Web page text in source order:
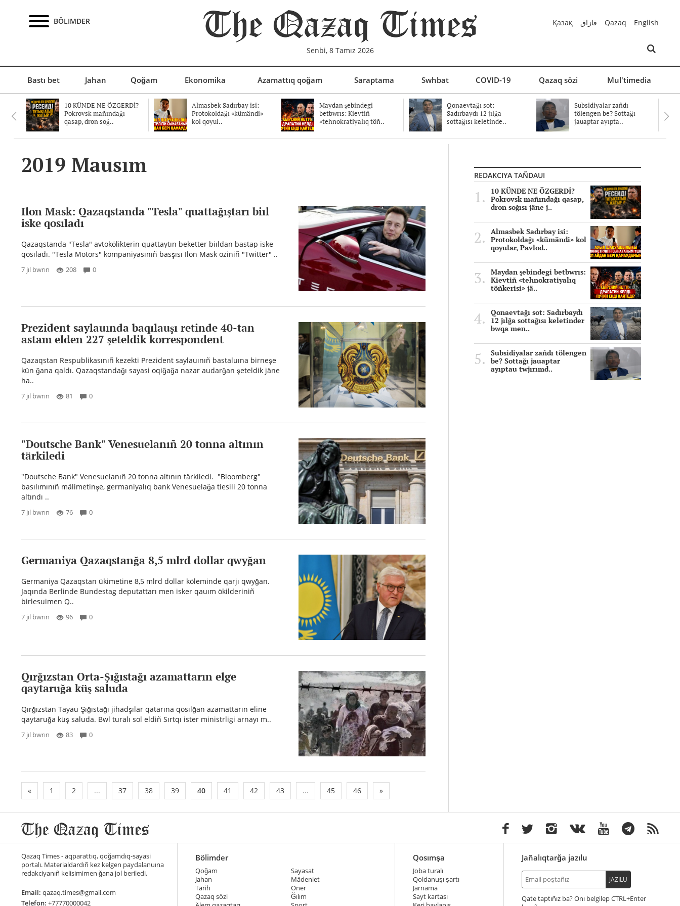
BÖLIMDER
Senbi, 8 Tamız 2026
Қазақ قازاق Qazaq English
Bastı bet Jahan Qoğam Ekonomika Azamattıq qoğam Saraptama Swhbat COVID-19 Qazaq sözi Mul'timedia
10 KÜNDE NE ÖZGERDİ?
Pokrovsk mañındağı
qasap, dron soğ..
Almasbek Sadırbay isi:
Protokoldağı «kümändi»
kol qoyul..
Maydan şebindegi
betbwrıs: Kievtiñ
«tehnokratiyalıq töñ..
Qonaevtağı sot:
Sadırbaydı 12 jılğa
sottağısı keletinde..
Subsidiyalar zañdı
tölengen be? Sottağı
jauaptar ayıpta..
2019 Mausım
Ilon Mask: Qazaqstanda "Tesla" quattağıştarı biıl
iske qosıladı
Qazaqstanda "Tesla" avtokölikterin quattaytın beketter biıldan bastap iske
qosıladı. "Tesla Motors" kompaniyasınıñ basşısı Ilon Mask öziniñ "Twitter" ..
7 jıl bwrın 208 0
Prezident saylauında baqılauşı retinde 40-tan
astam elden 227 şeteldik korrespondent
Qazaqstan Respublikasınıñ kezekti Prezident saylauınıñ bastaluına birneşe
kün ğana qaldı. Qazaqstandağı sayasi oqiğağa nazar audarğan şeteldik jäne
ha..
7 jıl bwrın 81 0
"Doutsche Bank" Venesuelanıñ 20 tonna altının
tärkiledi
"Doutsche Bank" Venesuelanıñ 20 tonna altının tärkiledi. "Bloomberg"
basılımınıñ mälimetinşe, germaniyalıq bank Venesuelağa tiesili 20 tonna
altındı ..
7 jıl bwrın 76 0
Germaniya Qazaqstanğa 8,5 mlrd dollar qwyğan
Germaniya Qazaqstan ükimetine 8,5 mlrd dollar köleminde qarjı qwyğan.
Jaqında Berlinde Bundestag deputattarı men isker qauım ökilderiniñ
birlesuimen Q..
7 jıl bwrın 96 0
Qırğızstan Orta-Şığıstağı azamattarın elge
qaytaruğa küş saluda
Qırğızstan Tayau Şığıstağı jihadşılar qatarına qosılğan azamattarın eline
qaytaruğa küş saluda. Bwl turalı sol eldiñ Sırtqı ister ministrligi arnayı m..
7 jıl bwrın 83 0
« 1 2 ... 37 38 39 40 41 42 43 ... 45 46 »
REDAKCIYA TAÑDAUI
10 KÜNDE NE ÖZGERDİ?
Pokrovsk mañındağı qasap,
dron soğısı jäne j..
Almasbek Sadırbay isi:
Protokoldağı «kümändi» kol
qoyular, Pavlod..
Maydan şebindegi betbwrıs:
Kievtiñ «tehnokratiyalıq
töñkerisi» jä..
Qonaevtağı sot: Sadırbaydı
12 jılğa sottağısı keletinder
bwqa men..
Subsidiyalar zañdı tölengen
be? Sottağı jauaptar
ayıptau twjırımd..
Qazaq Times - aqparattıq, qoğamdıq-sayasi
portalı. Materialdardıñ kez kelgen paydalanuına
redakciyanıñ kelisimimen ğana jol beriledi.
Email: qazaq.times@gmail.com
Telefon: +77770000042
Bölimder
Qoğam
Jahan
Tarih
Qazaq sözi
Sayasat
Mädeniet
Öner
Ğılım
Qosımşa
Joba turalı
Qoldanuşı şartı
Jarnama
Sayt kartası
Jañalıqtarğa jazılu
JAZILU
Qate taptıñız ba? Onı belgilep
+Enter